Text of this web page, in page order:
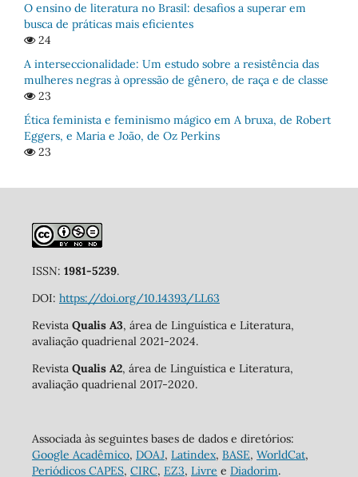
O ensino de literatura no Brasil: desafios a superar em
busca de práticas mais eficientes
24
A interseccionalidade: Um estudo sobre a resistência das
mulheres negras à opressão de gênero, de raça e de classe
23
Ética feminista e feminismo mágico em A bruxa, de Robert
Eggers, e Maria e João, de Oz Perkins
23
ISSN: 1981-5239.
DOI: https://doi.org/10.14393/LL63
Revista Qualis A3, área de Linguística e Literatura,
avaliação quadrienal 2021-2024.
Revista Qualis A2, área de Linguística e Literatura,
avaliação quadrienal 2017-2020.
Associada às seguintes bases de dados e diretórios:
Google Acadêmico, DOAJ, Latindex, BASE, WorldCat,
Periódicos CAPES, CIRC, EZ3, Livre e Diadorim.